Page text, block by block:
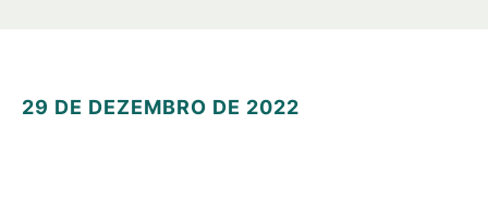
29 DE DEZEMBRO DE 2022